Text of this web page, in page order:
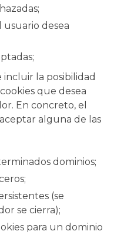
desea
la posibilidad
que desea
En concreto, el
alguna de las
dominios;
(se
se cierra);
para un dominio